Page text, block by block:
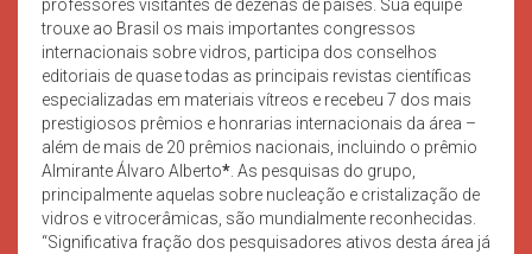
professores visitantes de dezenas de países. Sua equipe
trouxe ao Brasil os mais importantes congressos
internacionais sobre vidros, participa dos conselhos
editoriais de quase todas as principais revistas científicas
especializadas em materiais vítreos e recebeu 7 dos mais
prestigiosos prêmios e honrarias internacionais da área –
além de mais de 20 prêmios nacionais, incluindo o prêmio
Almirante Álvaro Alberto* . As pesquisas do grupo,
principalmente aquelas sobre nucleação e cristalização de
vidros e vitrocerâmicas, são mundialmente reconhecidas.
“Significativa fração dos pesquisadores ativos desta área já